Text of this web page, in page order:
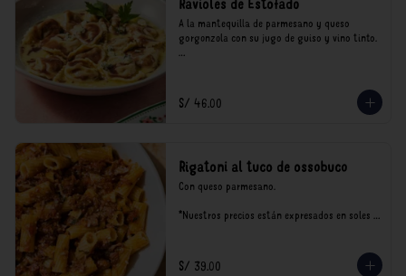
A la mantequilla de parmesano y queso
gorgonzola con su jugo de guiso y vino tinto.
consumo.
S/ 46.00
Rigatoni al tuco de ossobuco
Con queso parmesano.
*Nuestros precios están expresados en soles e
S/ 39.00